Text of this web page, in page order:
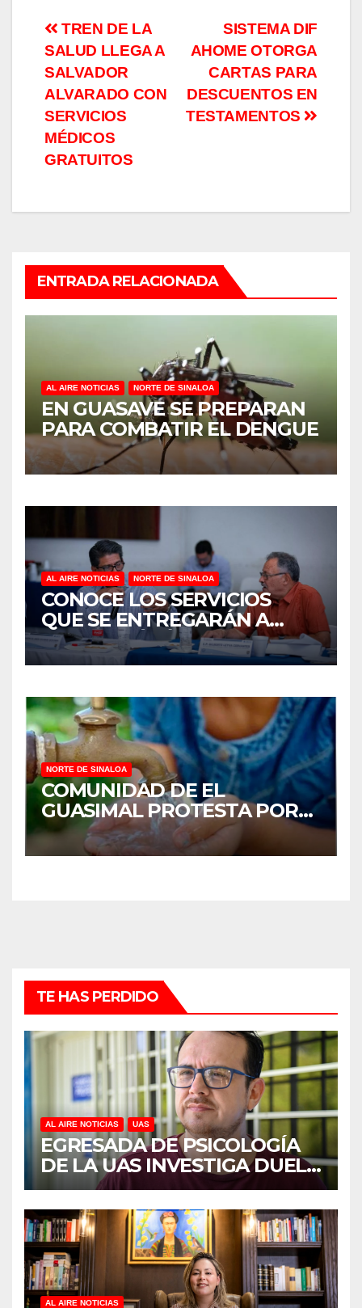
Navegación
de
entradas
SISTEMA DIF
AHOME OTORGA
CARTAS PARA
DESCUENTOS EN
TESTAMENTOS
TREN DE LA
SALUD LLEGA A
SALVADOR
ALVARADO CON
SERVICIOS
MÉDICOS
GRATUITOS
ENTRADA RELACIONADA
AL AIRE NOTICIAS NORTE DE SINALOA
EN GUASAVE SE PREPARAN
PARA COMBATIR EL DENGUE
AL AIRE NOTICIAS NORTE DE SINALOA
CONOCE LOS SERVICIOS
QUE SE ENTREGARÁN A
JUAN JOSÉ RÍOS
NORTE DE SINALOA
COMUNIDAD DE EL
GUASIMAL PROTESTA POR
FALTA DE AGUA POTABLE EN
MOCORITO
TE HAS PERDIDO
AL AIRE NOTICIAS UAS
EGRESADA DE PSICOLOGÍA
DE LA UAS INVESTIGA DUELO
ANTICIPADO Y SOBRECARGA
EN CUIDADORES DE
ADULTOS MAYORES
AL AIRE NOTICIAS